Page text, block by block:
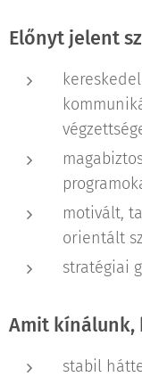
Előnyt jelent
motivált,
orientált
stratégiai
Amit kínálunk,
stabil